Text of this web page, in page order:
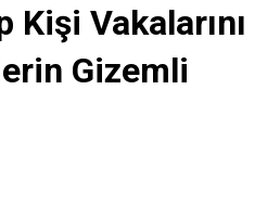
Kişi Vakalarını
Gizemli